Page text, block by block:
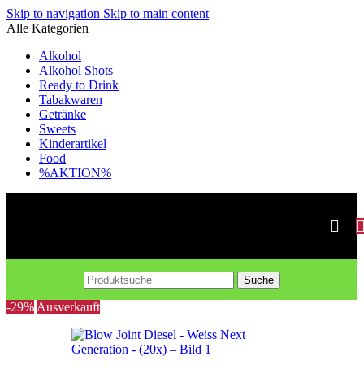
Skip to navigation Skip to main content
Alle Kategorien
Alkohol
Alkohol Shots
Ready to Drink
Tabakwaren
Getränke
Sweets
Kinderartikel
Food
%AKTION%
Suche
-29% Ausverkauft